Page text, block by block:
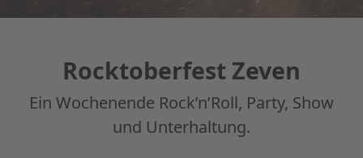
Rocktoberfest Zeven
Ein Wochenende Rock’n’Roll, Party, Show
und Unterhaltung.